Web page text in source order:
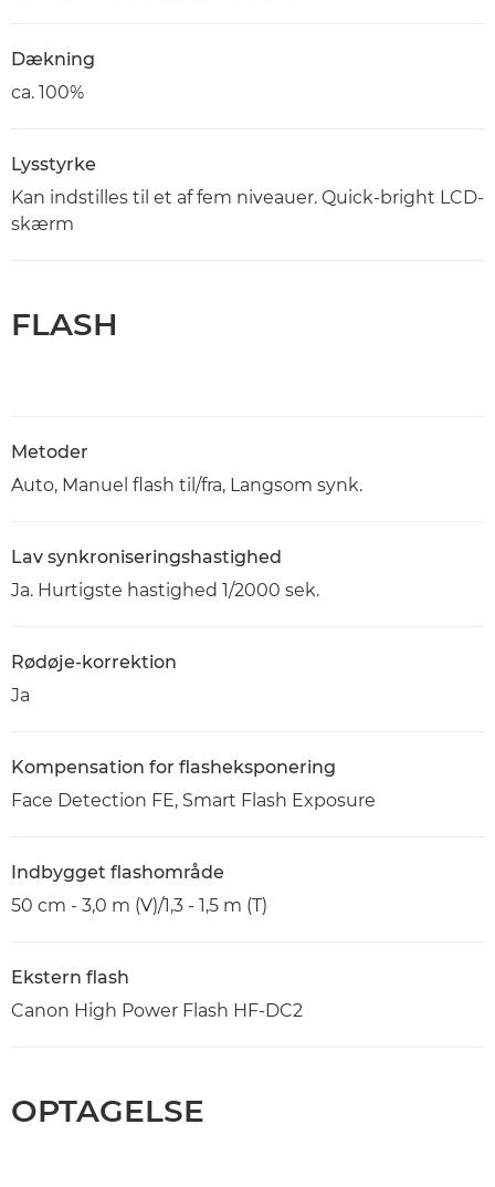
Dækning
ca. 100%
Lysstyrke
Kan indstilles til et af fem niveauer. Quick-bright LCD-
skærm
FLASH
Metoder
Auto, Manuel flash til/fra, Langsom synk.
Lav synkroniseringshastighed
Ja. Hurtigste hastighed 1/2000 sek.
Rødøje-korrektion
Ja
Kompensation for flasheksponering
Face Detection FE, Smart Flash Exposure
Indbygget flashområde
50 cm - 3,0 m (V)/1,3 - 1,5 m (T)
Ekstern flash
Canon High Power Flash HF-DC2
OPTAGELSE